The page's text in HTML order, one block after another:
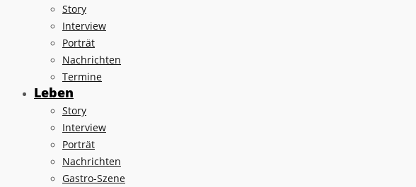
Story
Interview
Porträt
Nachrichten
Termine
Leben
Story
Interview
Porträt
Nachrichten
Gastro-Szene